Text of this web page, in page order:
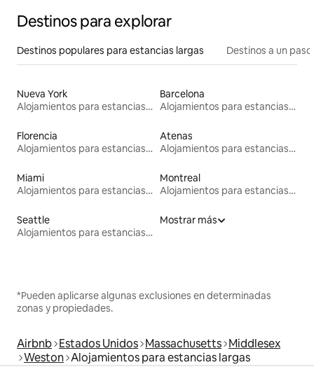
Destinos para explorar
Destinos populares para estancias largas Destinos a un
Nueva York
Alojamientos para estancias largas
Barcelona
Alojamientos para estancias largas
Florencia
Alojamientos para estancias largas
Atenas
Alojamientos para estancias largas
Miami
Alojamientos para estancias largas
Montreal
Alojamientos para estancias largas
Seattle
Alojamientos para estancias largas
Mostrar más
*Pueden aplicarse algunas exclusiones en determinadas
zonas y propiedades.
Airbnb Estados Unidos Massachusetts Middlesex
Weston Alojamientos para estancias largas